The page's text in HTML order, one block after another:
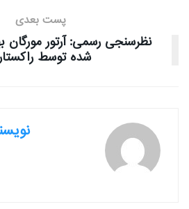
پست بعدی
نظرسنجی رسمی: آرتور مورگان
شده توسط